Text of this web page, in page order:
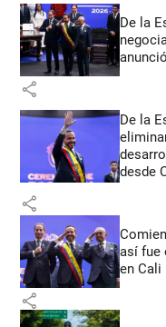
De la
share
De la
desde
share
así fue
en Cali
share